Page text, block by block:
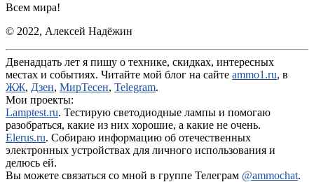
Всем мира!
© 2022, Алексей Надёжин
Двенадцать лет я пишу о технике, скидках, интересных
местах и событиях. Читайте мой блог на сайте ammo1.ru, в
ЖЖ, Дзен, МирТесен, Telegram.
Мои проекты:
Lamptest.ru. Тестирую светодиодные лампы и помогаю
разобраться, какие из них хорошие, а какие не очень.
Elerus.ru. Собираю информацию об отечественных
электронных устройствах для личного использования и
делюсь ей.
Вы можете связаться со мной в группе Телеграм @ammochat.